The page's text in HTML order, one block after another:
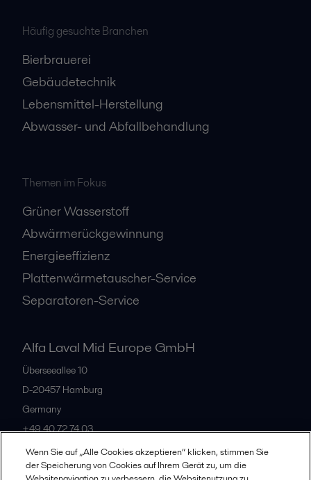
Häufig gesuchte Branchen
Bierbrauerei
Gebäudetechnik
Lebensmittel-Herstellung
Abwasser- und Abfallbehandlung
Themen im Fokus
Grüner Wasserstoff
Abwärmerückgewinnung
Energieeffizienz
Plattenwärmetauscher-Service
Separatoren-Service
Alfa Laval Mid Europe GmbH
Überseeallee 10
D-20457 Hamburg
Germany
+49 40 72 74 03
Alle Büros
Wenn Sie auf „Alle Cookies akzeptieren“ klicken, stimmen Sie
der Speicherung von Cookies auf Ihrem Gerät zu, um die